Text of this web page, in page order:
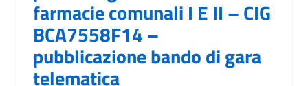
farmacie comunali I E II – CIG
BCA7558F14 –
pubblicazione bando di gara
telematica